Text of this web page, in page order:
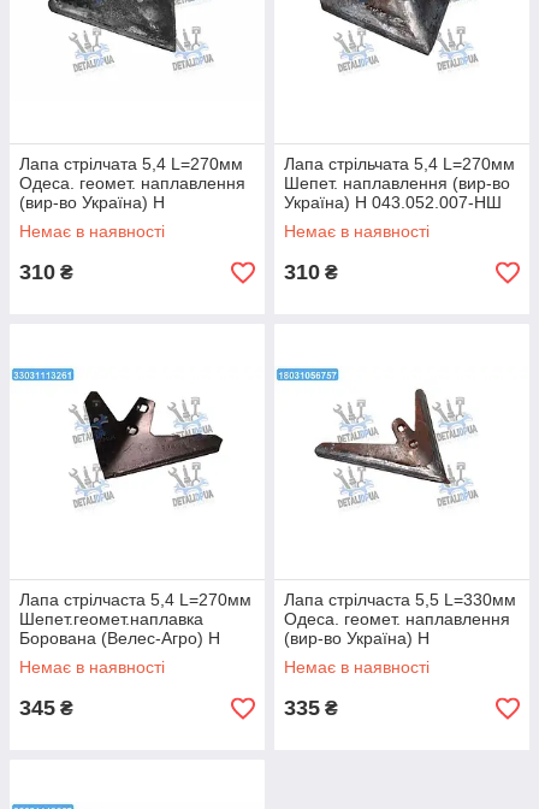
Лапа стрілчата 5,4 L=270мм
Одеса. геомет. наплавлення
(вир-во Україна) Н
043.052.007-НО UA1
Немає в наявності
310 ₴
Лапа стрільчата 5,4 L=270мм
Шепет. наплавлення (вир-во
Україна) Н 043.052.007-НШ
UA1
Немає в наявності
310 ₴
Лапа стрілчаста 5,4 L=270мм
Шепет.геомет.наплавка
Борована (Велес-Агро) Н
043.052.007-ШНБ UA1
Немає в наявності
345 ₴
Лапа стрілчаста 5,5 L=330мм
Одеса. геомет. наплавлення
(вир-во Україна) Н
043.052.008-НО UA1
Немає в наявності
335 ₴